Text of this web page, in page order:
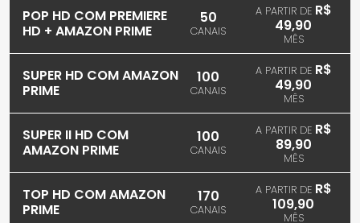
POP HD COM PREMIERE
HD + AMAZON PRIME
50
CANAIS
A PARTIR DE R$
49,90
MÊS
SUPER HD COM AMAZON
PRIME
100
CANAIS
A PARTIR DE R$
49,90
MÊS
SUPER II HD COM
AMAZON PRIME
100
CANAIS
A PARTIR DE R$
89,90
MÊS
TOP HD COM AMAZON
PRIME
170
CANAIS
A PARTIR DE R$
109,90
MÊS